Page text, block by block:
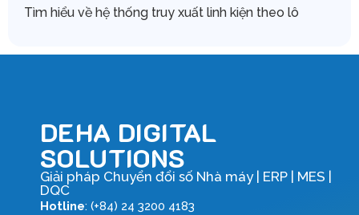
Tìm hiểu về hệ thống truy xuất linh kiện theo lô
DEHA DIGITAL
SOLUTIONS
Giải pháp Chuyển đổi số Nhà máy | ERP | MES |
DQC
Hotline: (+84) 24 3200 4183